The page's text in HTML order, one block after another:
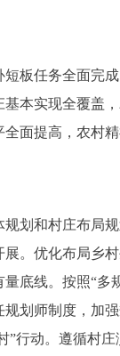
任务全面完
本实现全覆盖
面提高，农村
和村庄布局
。优化布局乡
底线。按照“
划师制度，加
行动。遵循村